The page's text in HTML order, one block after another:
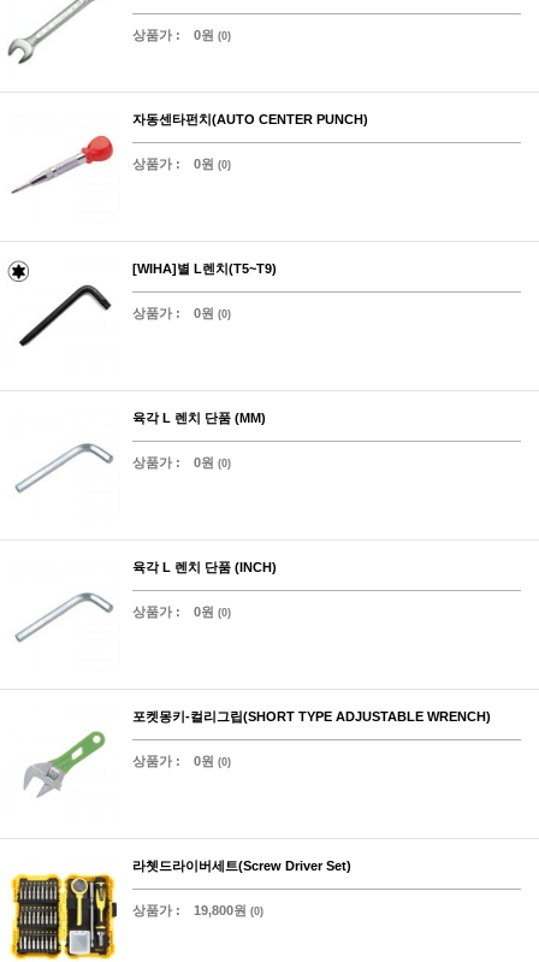
상품가 : 0원 (0)
자동센타펀치(AUTO CENTER PUNCH)
상품가 : 0원 (0)
[WIHA]별 L렌치(T5~T9)
상품가 : 0원 (0)
육각 L 렌치 단품 (MM)
상품가 : 0원 (0)
육각 L 렌치 단품 (INCH)
상품가 : 0원 (0)
포켓몽키-컬리그립(SHORT TYPE ADJUSTABLE WRENCH)
상품가 : 0원 (0)
라쳇드라이버세트(Screw Driver Set)
상품가 : 19,800원 (0)